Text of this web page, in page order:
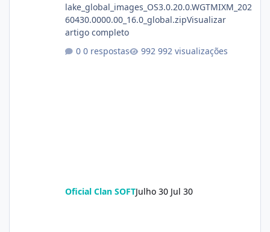
lake_global_images_OS3.0.20.0.WGTMIXM_202
60430.0000.00_16.0_global.zipVisualizar
artigo completo
0 respostas
992 visualizações
Oficial Clan SOFTJulho 30 Jul 30